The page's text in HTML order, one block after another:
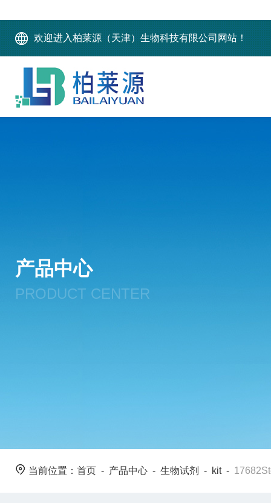
欢迎进入柏莱源（天津）生物科技有限公司网站！
产品中心
PRODUCT CENTER
当前位置： 首页 - 产品中心 - 生物试剂 - kit-